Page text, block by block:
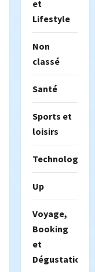
et
Lifestyle
Non
classé
Santé
Sports et
loisirs
Technologie
Up
Voyage,
Booking
et
Dégustation